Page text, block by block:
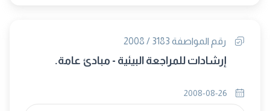
رقم المواصفة 3183 / 2008
إرشادات للمراجعة البيئية - مبادئ عامة.